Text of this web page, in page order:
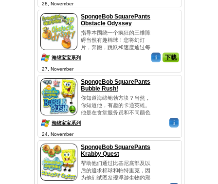
至气泡低音为每一位客户，让
他们高兴。有50个有趣的快节
奏混乱的烹饪水平在5个独特
的水下餐馆！游戏提供了两种
模式的比赛，5客户与'难...
28, November
SpongeBob SquarePants
Obstacle Odyssey
指导本围绕一个疯狂的三维障
碍当然有趣棉球！您将幻灯
片，奔跑，跳跃和速度通过每
克。棉球方块障碍奥德赛是一
个可喜的三维各年龄段的球员
比赛。这不仅是孩子们！由令
人眼花缭乱的表演和图形字
符，这是一个游戏，玩！有一
个好时机...
海绵宝宝系列 i 下载
27, November
SpongeBob SquarePants
Bubble Rush!
你知道海绵鲍勃方块？当然，
你知道他，有趣的卡通英雄。
他是在食堂服务员和不同颜色
的服务闻名！你要照顾客户，
但每级的速度，以便尽可能快
地被你的增长。享受棉球方块
泡泡拉什，其惊人的装饰品和
一个动态的游戏！...
海绵宝宝系列 i
24, November
SpongeBob SquarePants
Krabby Quest
帮助他们通过比基尼底部及以
后的追求棉球和帕特里克，因
为他们试图发现浮游生物的邪